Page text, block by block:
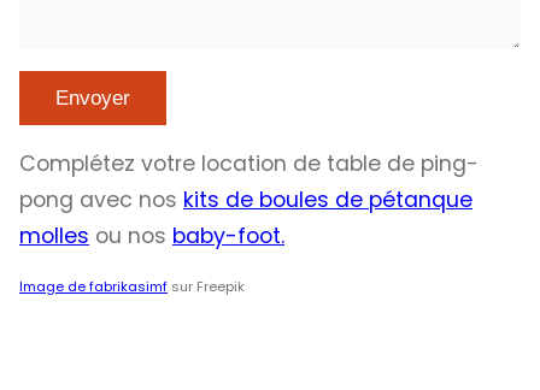
Complétez votre location de table de ping-
pong avec nos kits de boules de pétanque
molles ou nos baby-foot.
Image de fabrikasimf sur Freepik